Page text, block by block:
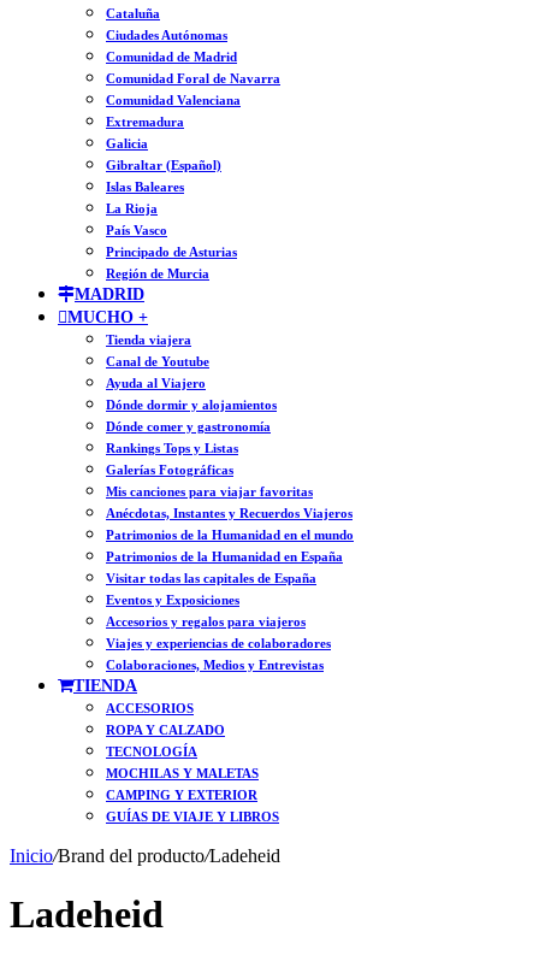
Cataluña
Ciudades Autónomas
Comunidad de Madrid
Comunidad Foral de Navarra
Comunidad Valenciana
Extremadura
Galicia
Gibraltar (Español)
Islas Baleares
La Rioja
País Vasco
Principado de Asturias
Región de Murcia
MADRID
MUCHO +
Tienda viajera
Canal de Youtube
Ayuda al Viajero
Dónde dormir y alojamientos
Dónde comer y gastronomía
Rankings Tops y Listas
Galerías Fotográficas
Mis canciones para viajar favoritas
Anécdotas, Instantes y Recuerdos Viajeros
Patrimonios de la Humanidad en el mundo
Patrimonios de la Humanidad en España
Visitar todas las capitales de España
Eventos y Exposiciones
Accesorios y regalos para viajeros
Viajes y experiencias de colaboradores
Colaboraciones, Medios y Entrevistas
TIENDA
ACCESORIOS
ROPA Y CALZADO
TECNOLOGÍA
MOCHILAS Y MALETAS
CAMPING Y EXTERIOR
GUÍAS DE VIAJE Y LIBROS
Inicio/Brand del producto/Ladeheid
Ladeheid